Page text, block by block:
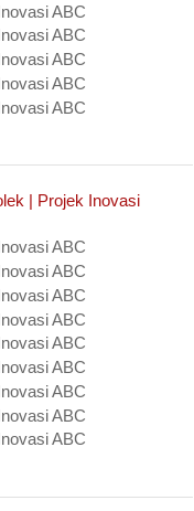
ABC
ABC
ABC
ABC
ABC
| Projek Inovasi
ABC
ABC
ABC
ABC
ABC
ABC
ABC
ABC
ABC